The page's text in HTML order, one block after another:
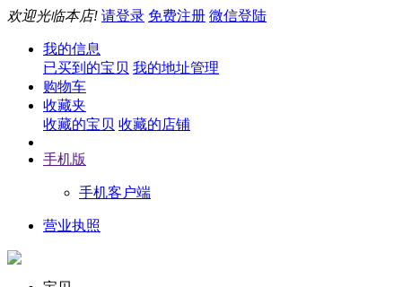
欢迎光临本店! 请登录 免费注册 微信登陆
我的信息
已买到的宝贝 我的地址管理
购物车
收藏夹
收藏的宝贝 收藏的店铺
手机版
手机客户端
营业执照